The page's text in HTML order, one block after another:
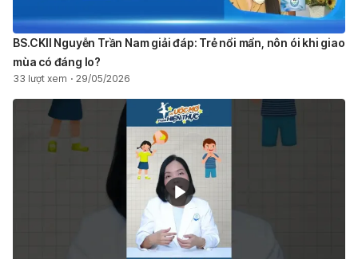
BS.CKII Nguyễn Trần Nam giải đáp: Trẻ nổi mẩn, nôn ói khi giao
mùa có đáng lo?
33 lượt xem 29/05/2026